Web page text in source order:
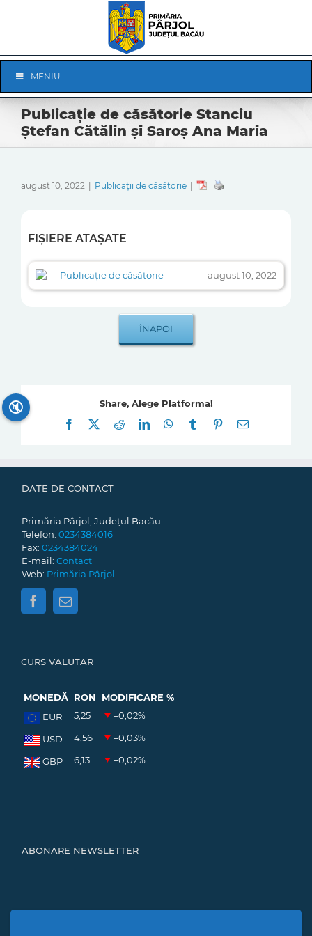
Navigation
MENIU
Publicație de căsătorie Stanciu
Ștefan Cătălin și Saroș Ana Maria
august 10, 2022 Publicații de căsătorie
FIȘIERE ATAȘATE
Publicație de căsătorie august 10, 2022
Share, Alege Platforma!
Facebook
RedditLinkedInWhatsApp
Tumblr Pinterest
E-
DATE DE CONTACT
Primăria Pârjol, Județul Bacău
Telefon: 0234384016
Fax: 0234384024
E-mail: Contact
Web: Primăria Pârjol
CURS VALUTAR
MONEDĂ RON
MODIFICARE %
EUR
5,25 –0,02%
USD 4,56 –0,03%
GBP 6,13 –0,02%
ABONARE NEWSLETTER
🔇